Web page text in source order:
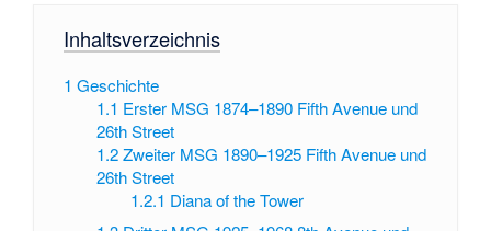
Inhaltsverzeichnis
1 Geschichte
1.1 Erster MSG 1874–1890 Fifth Avenue und
26th Street
1.2 Zweiter MSG 1890–1925 Fifth Avenue und
26th Street
1.2.1 Diana of the Tower